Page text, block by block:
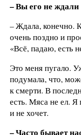
– Вы его не
– Ждала, конечно.
очень поздно и
«Всё, падаю, есть
Это меня пугало.
подумала, что,
к смерти. В
есть. Мяса не ел. Я
и не хочет.
– Часто бывает